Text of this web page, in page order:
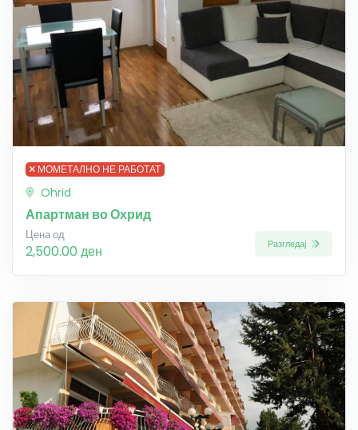
МОМЕТАЛНО НЕ РАБОТАТ
Ohrid
Апартман во Охрид
Цена од
2,500.00 ден Разгледај